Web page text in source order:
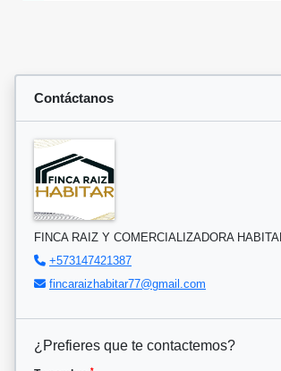
Contáctanos
FINCA RAIZ Y COMERCIALIZADORA
+573147421387
fincaraizhabitar77@gmail.com
¿Prefieres que te contactemos?